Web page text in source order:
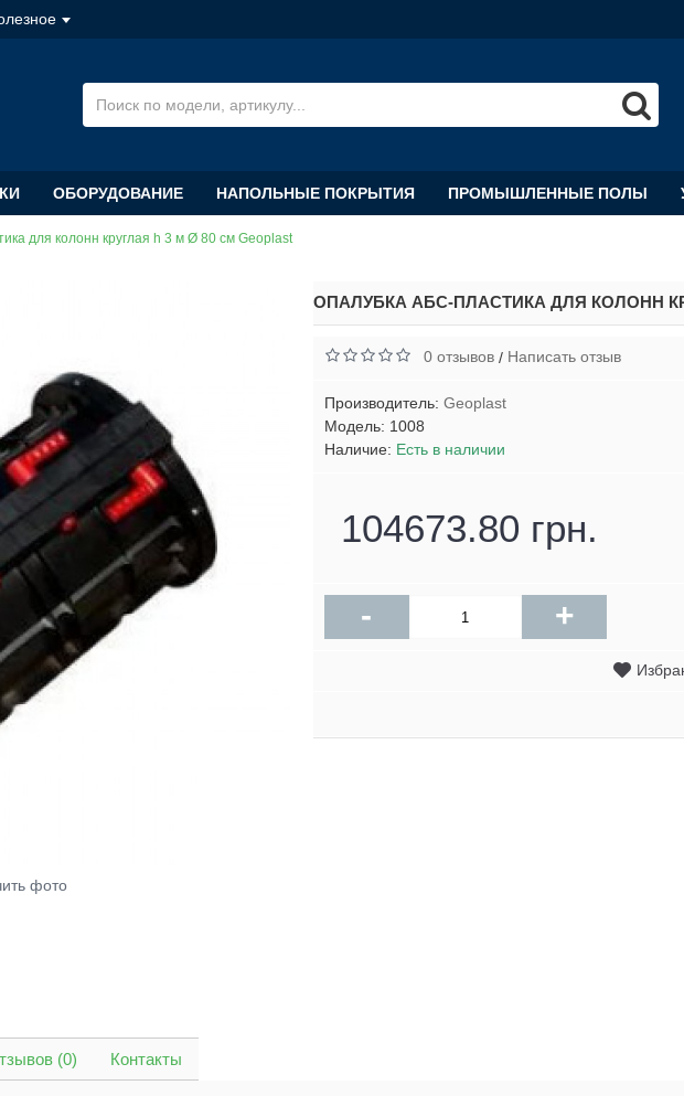
ОБОРУДОВАНИЕ НАПОЛЬНЫЕ ПОКРЫТИЯ ПРОМЫШЛЕННЫЕ ПОЛЫ
для колонн круглая h 3 м Ø 80 см Geoplast
фото
ОПАЛУБКА АБС-ПЛАСТИКА ДЛЯ КОЛОНН
0 отзывов/ Написать отзыв
Производитель: Geoplast
Модель: 1008
Наличие: Есть в наличии
104673.80 грн.
- +
(0) Контакты